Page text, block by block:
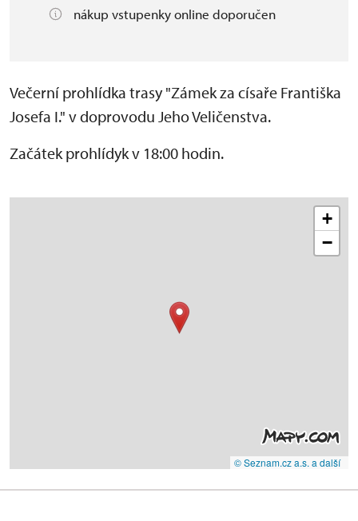
nákup vstupenky online doporučen
Večerní prohlídka trasy "Zámek za císaře Františka
Josefa I." v doprovodu Jeho Veličenstva.
Začátek prohlídyk v 18:00 hodin.
+
−
© Seznam.cz a.s. a další